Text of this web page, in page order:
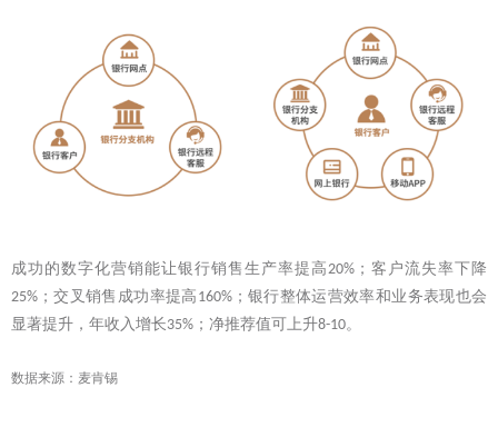
成功的数字化营销能让银行销售生产率提高20% ；客户流失率下降
25% ；交叉销售成功率提高 160%；银行整体运营效率和业务表现也会
显著提升，年收入增长35% ；净推荐值可上升8-10。
数据来源：麦肯锡